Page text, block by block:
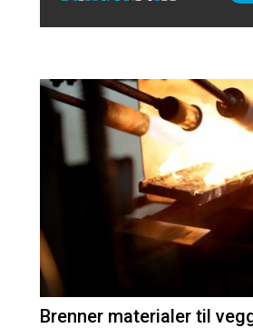
Brenner materialer til